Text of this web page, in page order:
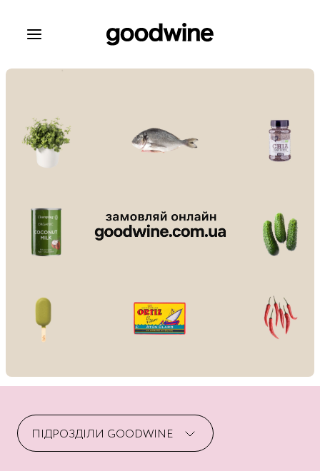
ПІДРОЗДІЛИ GOODWINE